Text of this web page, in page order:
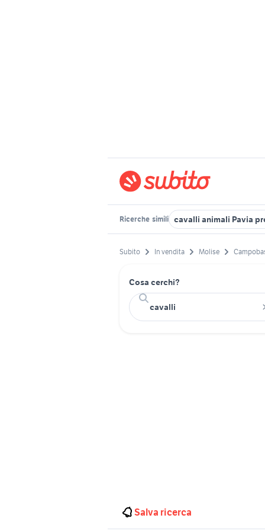
Ricerche simili cavalli animali Pavia
Subito In vendita Molise
Cosa cerchi?
Salva ricerca